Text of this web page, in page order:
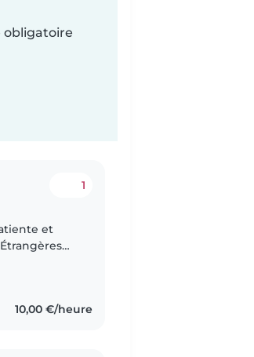
obligatoire
1
et
10,00 €/heure